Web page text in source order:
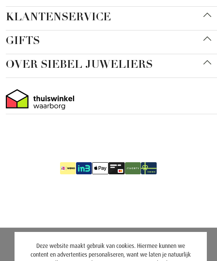
KLANTENSERVICE
GIFTS
OVER SIEBEL JUWELIERS
Deze website maakt gebruik van cookies. Hiermee kunnen we
content en advertenties personaliseren, want we laten je natuurlijk